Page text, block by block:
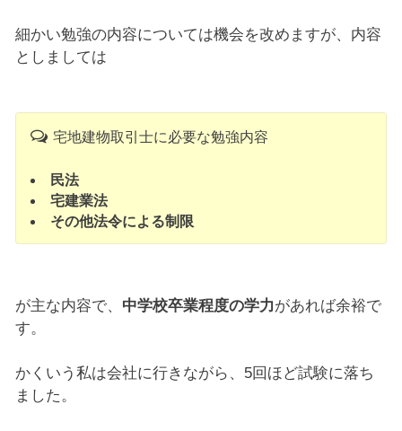
細かい勉強の内容については機会を改めますが、内容
としましては
宅地建物取引士に必要な勉強内容
民法
宅建業法
その他法令による制限
が主な内容で、 中学校卒業程度の学力があれば余裕で
す。
かくいう私は会社に行きながら、5回ほど試験に落ち
ました。